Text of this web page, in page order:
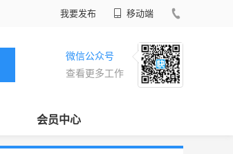
我要发布 移动端
微信公众号
查看更多工作
会员中心